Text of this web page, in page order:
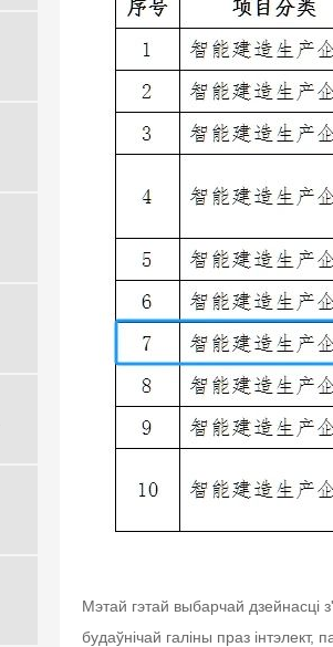
Мэтай гэтай выбарчай дзейнасці
будаўнічай галіны праз інтэлект,